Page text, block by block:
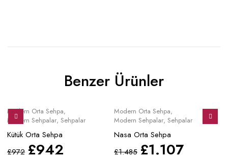
Benzer Ürünler
Modern Orta Sehpa,
Modern Sehpalar,Sehpalar
Kütük Orta Sehpa
£972 £942
Modern Orta Sehpa,
Modern Sehpalar, Sehpalar
Nasa Orta Sehpa
£1.485 £1.107